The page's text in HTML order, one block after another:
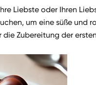
Liebste oder Ihren
um eine süße
Zubereitung der